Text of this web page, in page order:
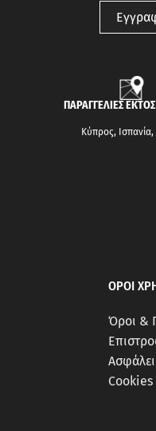
ΠΑΡΑΓΓΕΛΙΕΣ
Κύπρος, Ισπανία,
ΟΡΟΙ
Όροι &
Cookies